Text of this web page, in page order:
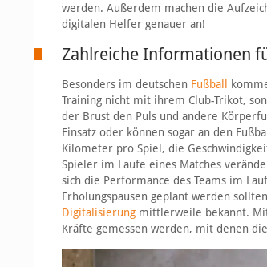
werden. Außerdem machen die
digitalen Helfer genauer an!
Zahlreiche Informationen
Besonders im deutschen Fußball
Training nicht mit ihrem Club-Trikot,
der Brust den Puls und andere
Einsatz oder können sogar an den
Kilometer pro Spiel, die
Spieler im Laufe eines Matches
sich die Performance des Teams im
Erholungspausen geplant werden
Digitalisierungmittlerweile bekannt. Mit
Kräfte gemessen werden, mit denen